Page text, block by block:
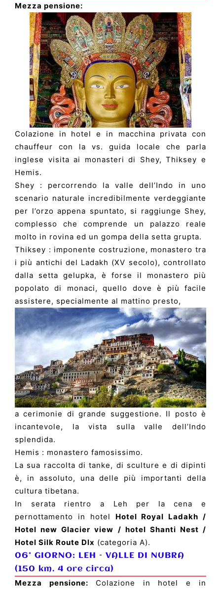
Mezza pensione:
Colazione in hotel e in macchina privata con
chauffeur con la vs. guida locale che parla
inglese visita ai monasteri di Shey, Thiksey e
Hemis.
Shey : percorrendo la valle dell’Indo in uno
scenario naturale incredibilmente verdeggiante
per l’orzo appena spuntato, si raggiunge Shey,
complesso che comprende un palazzo reale
molto in rovina ed un gompa della setta grupta.
Thiksey : imponente costruzione, monastero tra
i più antichi del Ladakh (XV secolo), controllato
dalla setta gelupka, è forse il monastero più
popolato di monaci, quello dove è più facile
assistere, specialmente al mattino presto,
a cerimonie di grande suggestione. Il posto è
incantevole, la vista sulla valle dell’Indo
splendida.
Hemis : monastero famosissimo.
La sua raccolta di tanke, di sculture e di dipinti
è, in assoluto, una delle più importanti della
cultura tibetana.
In serata rientro a Leh per la cena e
pernottamento in hotel Hotel Royal Ladakh /
Hotel new Glacier view / hotel Shanti Nest /
Hotel Silk Route Dlx (categoria A).
06° GIORNO: LEH – VALLE DI NUBRA
(150 km. 4 ore circa)
Mezza pensione: Colazione in hotel e in